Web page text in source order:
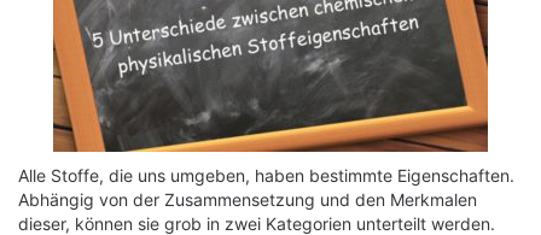
Alle Stoffe, die uns umgeben, haben bestimmte Eigenschaften.
Abhängig von der Zusammensetzung und den Merkmalen
dieser, können sie grob in zwei Kategorien unterteilt werden.